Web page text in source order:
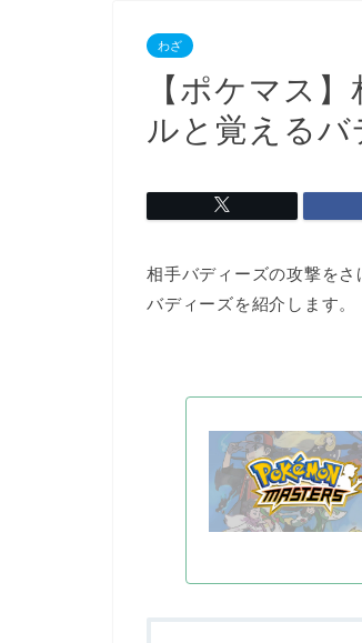
わざ
【ポケマス
ルと覚えるバ
相手バディーズの攻撃をさ
バディーズを紹介します。